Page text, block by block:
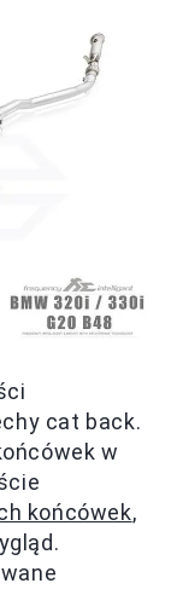
cat back.
w
końcówek,